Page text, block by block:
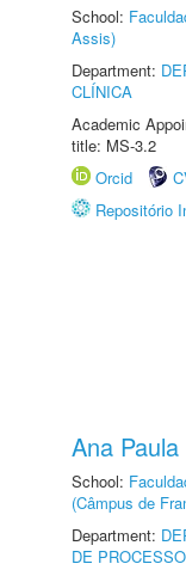
School:
Assis)
Department:
CLÍNICA
Academic
title: MS-3.2
Orcid
Repositório
Ana
School:
(Câmpus de
Department:
DE